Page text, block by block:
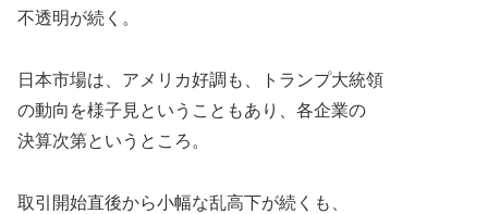
不透明が続く。
日本市場は、アメリカ好調も、トランプ大統領
の動向を様子見ということもあり、各企業の
決算次第というところ。
取引開始直後から小幅な乱高下が続くも、